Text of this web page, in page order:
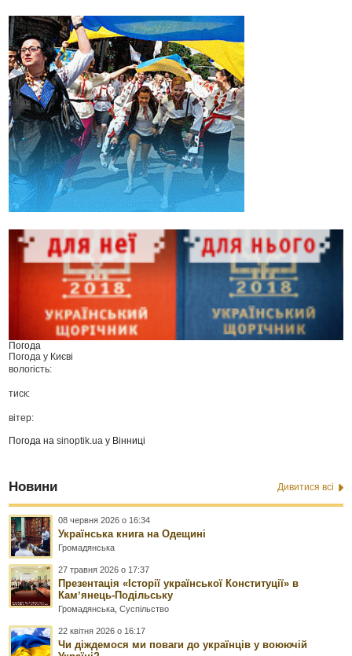
Погода
Погода у Києві
вологість:
тиск:
вітер:
Погода наsinoptik.ua у Вінниці
Новини Дивитися всі
08 червня 2026 о 16:34
Українська книга на Одещині
Громадянська
27 травня 2026 о 17:37
Презентація «Історії української Конституції» в
Камʼянець-Подільську
Громадянська ,Суспільство
22 квітня 2026 о 16:17
Чи діждемося ми поваги до українців у воюючій